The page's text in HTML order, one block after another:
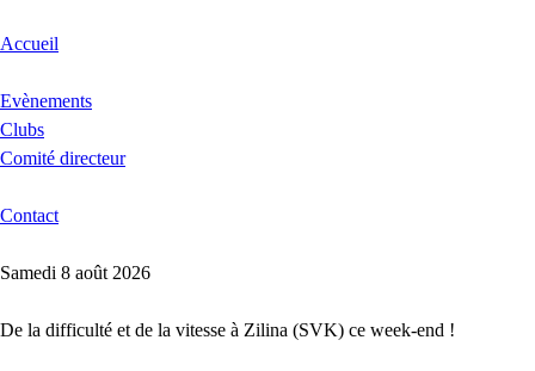
Accueil
Evènements
Clubs
Comité directeur
Contact
Samedi 8 août 2026
De la difficulté et de la vitesse à Zilina (SVK) ce week-end !